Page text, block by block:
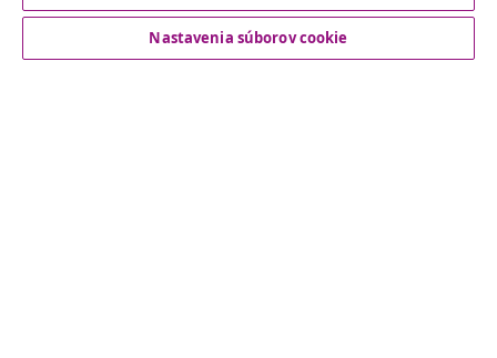
Zákaznícky Servis
Nastavenia súborov cookie